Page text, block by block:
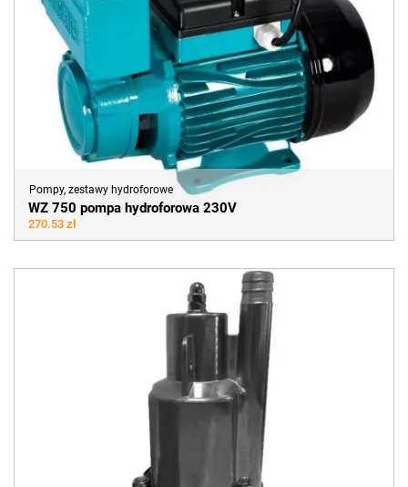
Pompy, zestawy hydroforowe
WZ 750 pompa hydroforowa 230V
270.53 zł